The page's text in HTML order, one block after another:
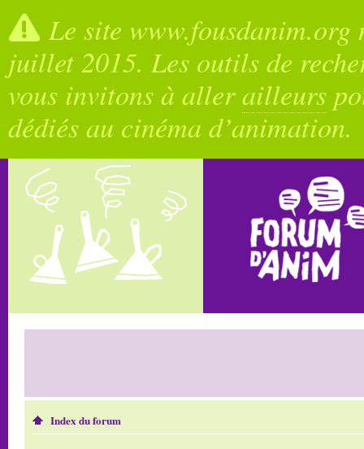
Le site
juillet 2015. Les outils de
vous invitons à allerailleurs
dédiés au cinéma d’animation.
Index du forum